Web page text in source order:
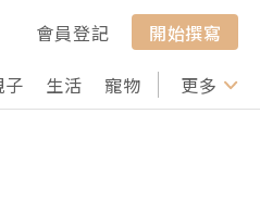
會員登記
開始撰寫
子 生活 寵物 行山 打卡
更多